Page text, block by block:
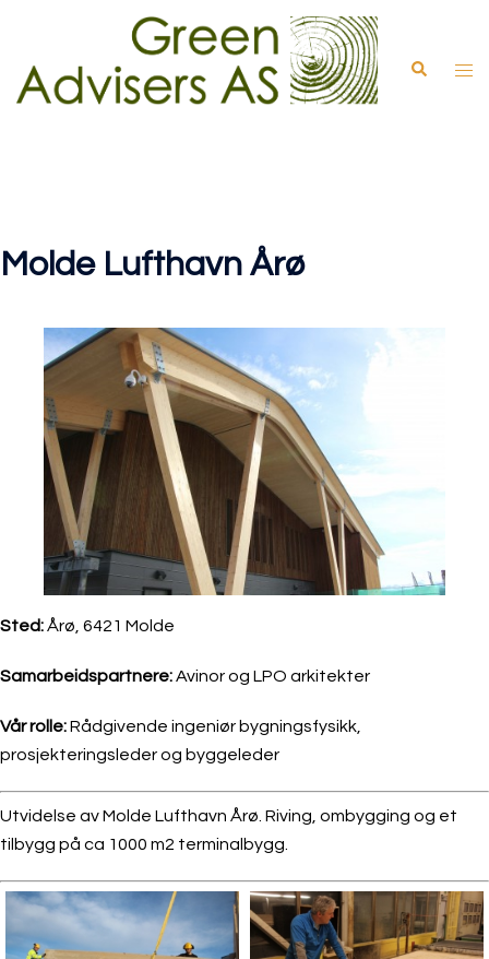
content
Search
Molde Lufthavn Årø
Sted:Årø, 6421 Molde
Samarbeidspartnere:Avinor og LPO arkitekter
Vår rolle:Rådgivende ingeniør bygningsfysikk,
prosjekteringsleder og byggeleder
Utvidelse av Molde Lufthavn Årø. Riving, ombygging og et
tilbygg på ca 1000 m2 terminalbygg.